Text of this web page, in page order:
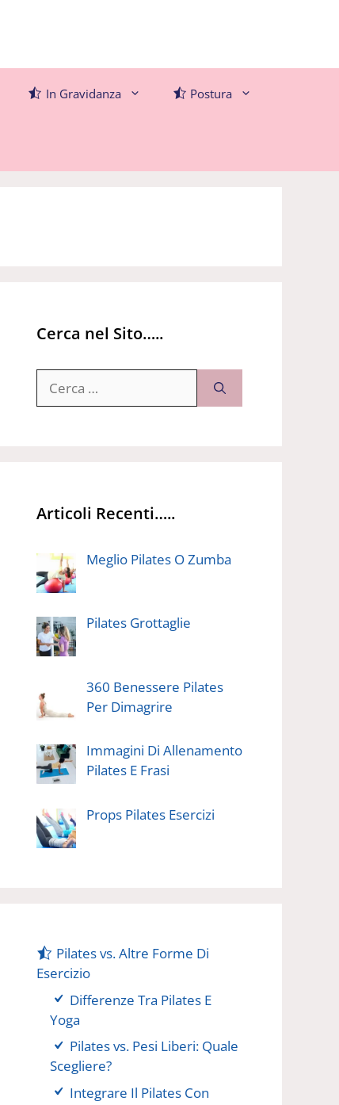
In Gravidanza Postura
Cerca nel Sito…..
per:
Articoli Recenti…..
Meglio Pilates O Zumba
Pilates Grottaglie
360 Benessere Pilates
Per Dimagrire
Immagini Di Allenamento
Pilates E Frasi
Props Pilates Esercizi
Pilates vs. Altre Forme Di
Esercizio
Differenze Tra Pilates E
Yoga
Pilates vs. Pesi Liberi: Quale
Scegliere?
Integrare Il Pilates Con